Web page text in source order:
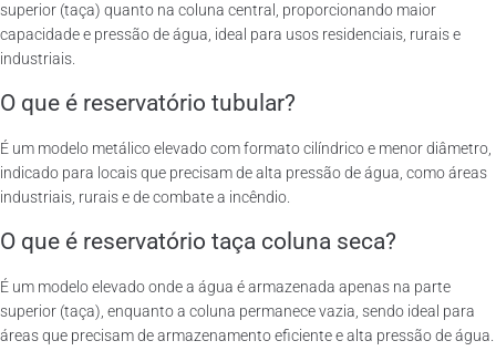
superior (taça) quanto na coluna central, proporcionando maior
capacidade e pressão de água, ideal para usos residenciais, rurais e
industriais.
O que é reservatório tubular?
É um modelo metálico elevado com formato cilíndrico e menor diâmetro,
indicado para locais que precisam de alta pressão de água, como áreas
industriais, rurais e de combate a incêndio.
O que é reservatório taça coluna seca?
É um modelo elevado onde a água é armazenada apenas na parte
superior (taça), enquanto a coluna permanece vazia, sendo ideal para
áreas que precisam de armazenamento eficiente e alta pressão de água.